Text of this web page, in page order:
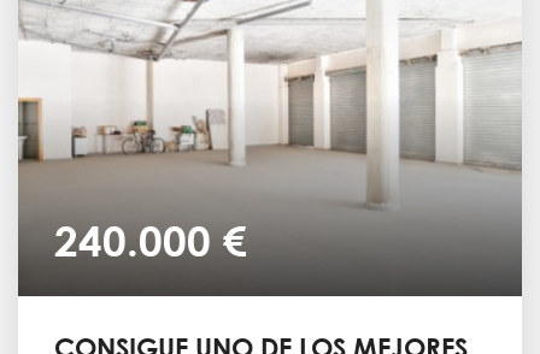
240.000 €